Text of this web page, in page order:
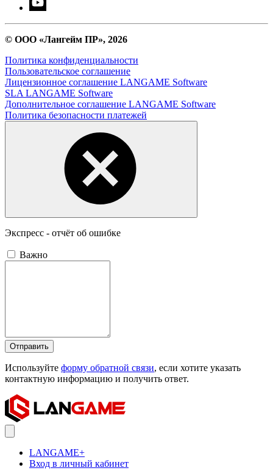
© ООО «Лангейм ПР», 2026
Политика конфиденциальности
Пользовательское соглашение
Лицензионное соглашение LANGAME Software
SLA LANGAME Software
Дополнительное соглашение LANGAME Software
Политика безопасности платежей
Экспресс - отчёт об ошибке
Важно
Отправить
Используйте форму обратной связи, если хотите указать
контактную информацию и получить ответ.
LANGAME+
Вход в личный кабинет